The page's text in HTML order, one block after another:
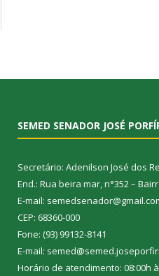
SEMED SENADOR JOSÉ
Secretário: Adenilson José dos
End.: Rua beira mar, n°352 –
E-mail:
CEP: 68360-000
Fone: (93) 99132-8141
E-mail:
Horário de atendimento: 08:00h